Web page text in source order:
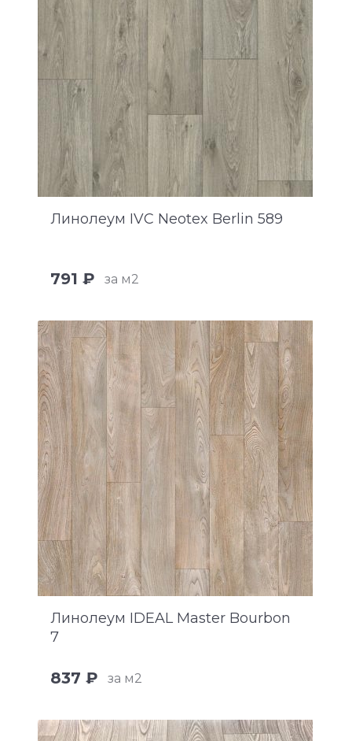
Линолеум IVC Neotex Berlin 589
791 ₽ за м2
Линолеум IDEAL Master Bourbon
7
837 ₽ за м2